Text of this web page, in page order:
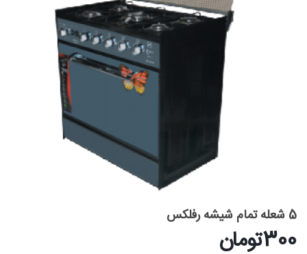
5 شعله تمام شیشه رفلکس
300تومان